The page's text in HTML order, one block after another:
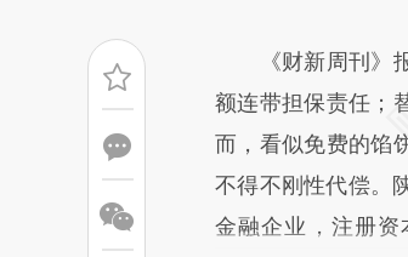
《财新周刊》报
额连带担保责任；
而，看似免费的馅
不得不刚性代偿。
金融企业，注册